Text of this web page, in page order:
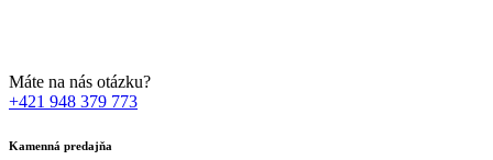
Máte na nás otázku?
+421 948 379 773
Kamenná predajňa